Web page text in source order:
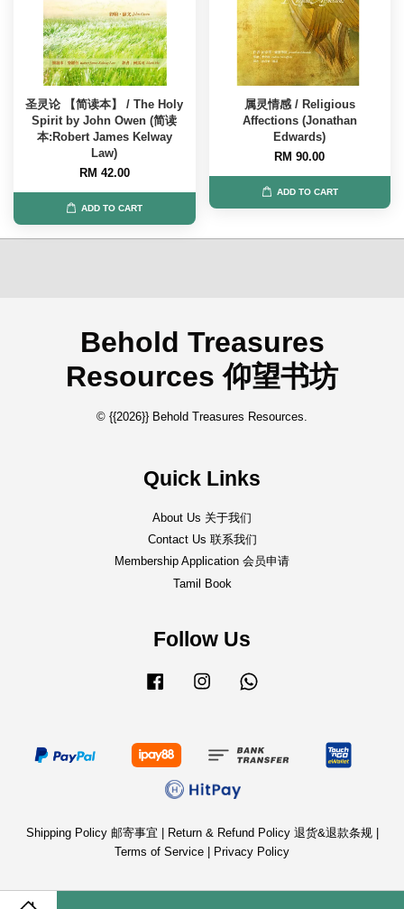
圣灵论 【简读本】 / The Holy
Spirit by John Owen (简读
本:Robert James Kelway
Law)
RM 42.00
ADD TO CART
属灵情感 / Religious
Affections (Jonathan
Edwards)
RM 90.00
ADD TO CART
Behold Treasures
Resources 仰望书坊
© {{2026}} Behold Treasures Resources.
Quick Links
About Us 关于我们
Contact Us 联系我们
Membership Application 会员申请
Tamil Book
Follow Us
Facebook Instagram
Shipping Policy 邮寄事宜 Return & Refund Policy 退货&退款条规
Terms of Service
Privacy Policy